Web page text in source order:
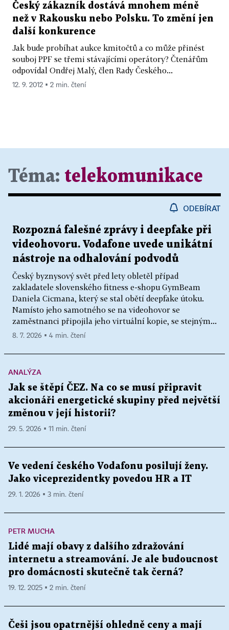
Český zákazník dostává mnohem méně
než v Rakousku nebo Polsku. To změní jen
další konkurence
Jak bude probíhat aukce kmitočtů a co může přinést
souboj PPF se třemi stávajícími operátory? Čtenářům
odpovídal Ondřej Malý, člen Rady Českého...
12. 9. 2012 ▪ 2 min. čtení
Téma: telekomunikace
ODEBÍRAT
Rozpozná falešné zprávy i deepfake při
videohovoru. Vodafone uvede unikátní
nástroje na odhalování podvodů
Český byznysový svět před lety obletěl případ
zakladatele slovenského fitness e-shopu GymBeam
Daniela Cicmana, který se stal obětí deepfake útoku.
Namísto jeho samotného se na videohovor se
zaměstnanci připojila jeho virtuální kopie, se stejným...
8. 7. 2026 ▪ 4 min. čtení
ANALÝZA
Jak se štěpí ČEZ. Na co se musí připravit
akcionáři energetické skupiny před největší
změnou v její historii?
29. 5. 2026 ▪ 11 min. čtení
Ve vedení českého Vodafonu posilují ženy.
Jako viceprezidentky povedou HR a IT
29. 1. 2026 ▪ 3 min. čtení
PETR MUCHA
Lidé mají obavy z dalšího zdražování
internetu a streamování. Je ale budoucnost
pro domácnosti skutečně tak černá?
19. 12. 2025 ▪ 2 min. čtení
Češi jsou opatrnější ohledně ceny a mají